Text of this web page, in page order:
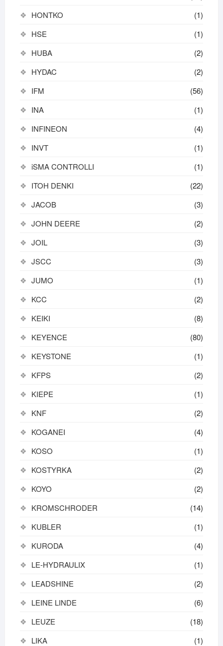
HONTKO
(1)
HSE
(1)
HUBA
(2)
HYDAC
(2)
IFM
(56)
INA
(1)
INFINEON
(4)
INVT
(1)
iSMA CONTROLLI
(1)
ITOH DENKI
(22)
JACOB
(3)
JOHN DEERE
(2)
JOIL
(3)
JSCC
(3)
JUMO
(1)
KCC
(2)
KEIKI
(8)
KEYENCE
(80)
KEYSTONE
(1)
KFPS
(2)
KIEPE
(1)
KNF
(2)
KOGANEI
(4)
KOSO
(1)
KOSTYRKA
(2)
KOYO
(2)
KROMSCHRODER
(14)
KUBLER
(1)
KURODA
(4)
LE-HYDRAULIX
(1)
LEADSHINE
(2)
LEINE LINDE
(6)
LEUZE
(18)
LIKA
(1)